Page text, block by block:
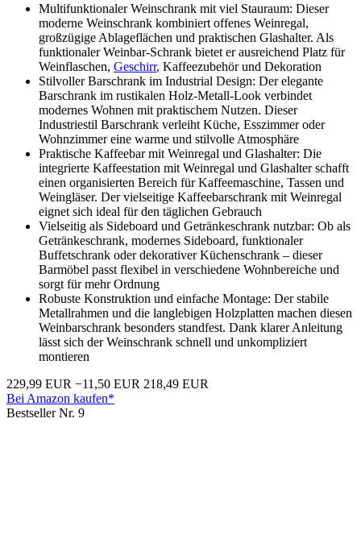
Multifunktionaler Weinschrank mit viel Stauraum: Dieser
moderne Weinschrank kombiniert offenes Weinregal,
großzügige Ablageflächen und praktischen Glashalter. Als
funktionaler Weinbar-Schrank bietet er ausreichend Platz für
Weinflaschen, Geschirr, Kaffeezubehör und Dekoration
Stilvoller Barschrank im Industrial Design: Der elegante
Barschrank im rustikalen Holz-Metall-Look verbindet
modernes Wohnen mit praktischem Nutzen. Dieser
Industriestil Barschrank verleiht Küche, Esszimmer oder
Wohnzimmer eine warme und stilvolle Atmosphäre
Praktische Kaffeebar mit Weinregal und Glashalter: Die
integrierte Kaffeestation mit Weinregal und Glashalter schafft
einen organisierten Bereich für Kaffeemaschine, Tassen und
Weingläser. Der vielseitige Kaffeebarschrank mit Weinregal
eignet sich ideal für den täglichen Gebrauch
Vielseitig als Sideboard und Getränkeschrank nutzbar: Ob als
Getränkeschrank, modernes Sideboard, funktionaler
Buffetschrank oder dekorativer Küchenschrank – dieser
Barmöbel passt flexibel in verschiedene Wohnbereiche und
sorgt für mehr Ordnung
Robuste Konstruktion und einfache Montage: Der stabile
Metallrahmen und die langlebigen Holzplatten machen diesen
Weinbarschrank besonders standfest. Dank klarer Anleitung
lässt sich der Weinschrank schnell und unkompliziert
montieren
229,99 EUR −11,50 EUR 218,49 EUR
Bei Amazon kaufen*
Bestseller Nr. 9